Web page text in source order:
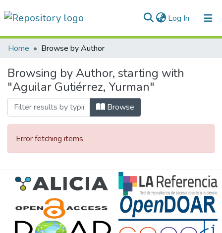
Log In (current)
Communities & Collections
All of DSpace
Normativas
Home Browse by Author
Browsing by Author, starting with
"Aguilar Gutiérrez, Yurman"
Browse
Error fetching items